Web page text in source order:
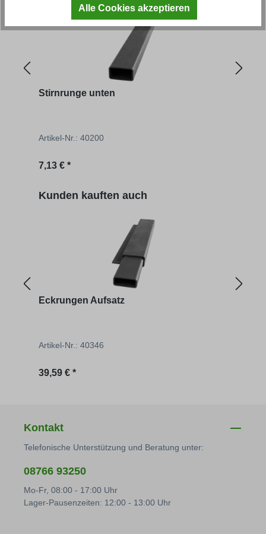
Stirnrunge unten
Artikel-Nr.: 40200
Regulärer Preis:
7,13 € *
Produktgalerie überspringen
Kunden kauften auch
Eckrungen Aufsatz
Artikel-Nr.: 40346
Regulärer Preis:
39,59 € *
Kontakt
Telefonische Unterstützung und Beratung unter:
08766 93250
Mo-Fr, 08:00 - 17:00 Uhr
Lager-Pausenzeiten: 12:00 - 13:00 Uhr
Alle Cookies akzeptieren